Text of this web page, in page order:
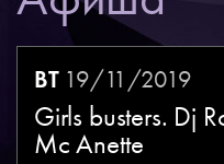
ВТ19/11/2019
Girls busters. Dj
Mc Anette